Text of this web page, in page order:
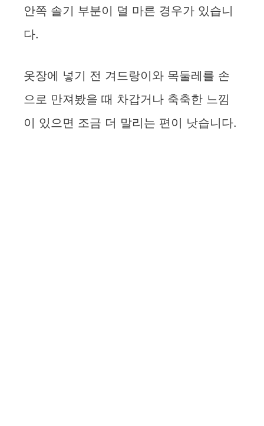
안쪽 솔기 부분이 덜 마른 경우가 있습니
다.
옷장에 넣기 전 겨드랑이와 목둘레를 손
으로 만져봤을 때 차갑거나 축축한 느낌
이 있으면 조금 더 말리는 편이 낫습니다.